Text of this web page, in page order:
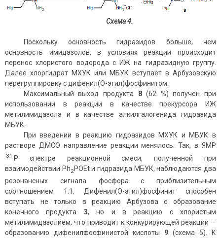
Схема 4.
Поскольку основность гидразидов больше, чем
основность имидазолов, в условиях реакции происходит
перенос хлористого водорода с ИЖ на гидразидную группу.
Далее хлоргидрат МХУК или МБУК вступает в Арбузовскую
перегруппировку с дифенил(О-этил)фосфинитом.
Максимальный выход продукта 8(62 %) получен при
использовании в реакции в качестве прекурсора ИЖ
метилимидазола и в качестве алкилгалогенида гидразида
МБУК.
При введении в реакцию гидразидов МХУК и МБУК в
растворе ДМСО направление реакции менялось. Так, в ЯМР
31 Р спектре реакционной смеси, полученной при
взаимодействии Ph2 POEt и гидразида МБУК, наблюдаются два
резонансных сигнала фосфора с приблизительным
соотношением 1:1. Дифенил(О-этил)фосфинит способен
вступать не только в реакцию Арбузова с образование
конечного продукта 3, но и в реакцию с хлористым
метилимидазолием, что приводит к конкурирующей реакции —
образованию дифенилфосфинистой кислоты 9 (схема 5). К